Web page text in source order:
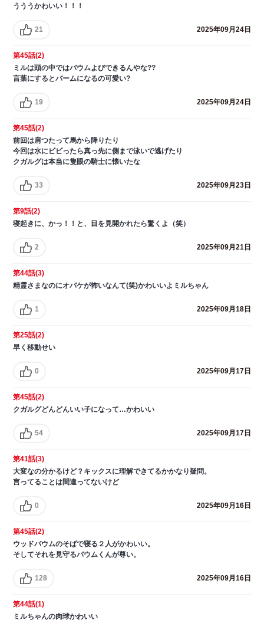
うううかわいい！！！
21 2025年09月24日
第45話(2)
ミルは頭の中ではバウムよびできるんやな??
言葉にするとバームになるの可愛い?
19 2025年09月24日
第45話(2)
前回は肩つたって馬から降りたり
今回は水にビビったら真っ先に側まで泳いで逃げたり
クガルグは本当に隻眼の騎士に懐いたな
33 2025年09月23日
第9話(2)
寝起きに、かっ！！と、目を見開かれたら驚くよ（笑）
2 2025年09月21日
第44話(3)
精霊さまなのにオバケが怖いなんて(笑)かわいいよミルちゃん
1 2025年09月18日
第25話(2)
早く移動せい
0 2025年09月17日
第45話(2)
クガルグどんどんいい子になって…かわいい
54 2025年09月17日
第41話(3)
大変なの分かるけど？キックスに理解できてるかかなり疑問。
言ってることは間違ってないけど
0 2025年09月16日
第45話(2)
ウッドバウムのそばで寝る２人がかわいい。
そしてそれを見守るバウムくんが尊い。
128 2025年09月16日
第44話(1)
ミルちゃんの肉球かわいい